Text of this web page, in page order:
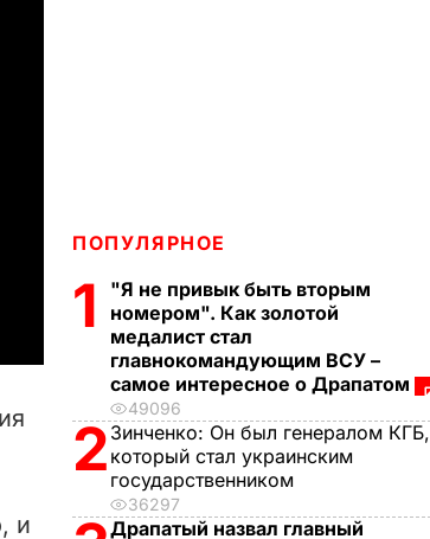
и
ПОПУЛЯРНОЕ
1
"Я не привык быть вторым
номером". Как золотой
медалист стал
главнокомандующим ВСУ –
самое интересное о Драпатом
49096
2 Зинченко: Он был генералом КГБ,
который стал украинским
государственником
36297
Драпатый назвал главный